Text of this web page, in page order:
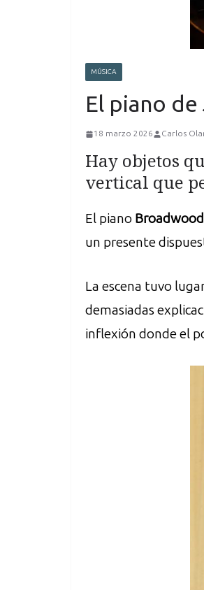
MÚSICA
El piano
18 marzo 2026 Carlos
Hay objetos
vertical que
El piano Broadwood
un presente
La escena tuvo
demasiadas
inflexión donde el